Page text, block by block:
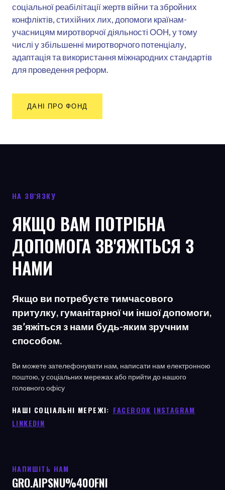
соціальної реабілітації жертв війни та збройних
конфліктів, стихійних лих, допомоги країнам-
учасницям миротворчої діяльності ООН, у тому
числі у збільшенні миротворчого потенціалу,
адаптація та використання міжнародних стандартів
для проведення реформ.
ДАНІ ПРО ФОНД
НА ЗВ'ЯЗКУ
ЯКЩО ВАМ ПОТРІБНА
ДОПОМОГА ЗВ'ЯЖІТЬСЯ З
НАМИ
Якщо ви потребуєте тимчасового
притулку, гуманітарної чи іншої допомоги,
зв’яжіться з нами будь-яким зручним
способом.
Ви можете зателефонувати нам, написати нам електронною
поштою, у соціальних мережах або прийти до нашого
головного офісу
НАШІ СОЦІАЛЬНІ МЕРЕЖІ: ㅤ FACEBOOK INSTAGRAM
LINKEDIN
НАПИШІТЬ НАМ
GRO.AIPSNU%40OFNI